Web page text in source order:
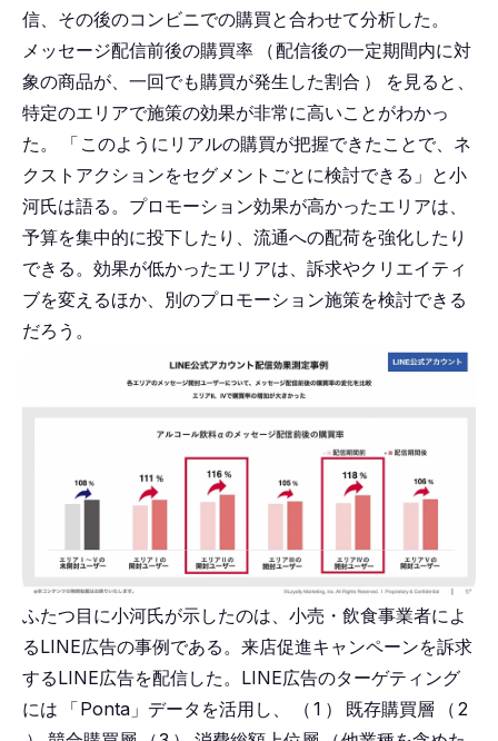
信、その後のコンビニでの購買と合わせて分析した。
メッセージ配信前後の購買率
（配信後の一定期間内に対
象の商品が、一回でも購買が発生した割合 ）
を見ると、
特定のエリアで施策の効果が非常に高いことがわかっ
た。
「 このようにリアルの購買が把握できたことで、ネ
クストアクションをセグメントごとに検討できる」と小
河氏は語る。プロモーション効果が高かったエリアは、
予算を集中的に投下したり、流通への配荷を強化したり
できる。効果が低かったエリアは、訴求やクリエイティ
ブを変えるほか、別のプロモーション施策を検討できる
だろう。
ふたつ目に小河氏が示したのは、小売・飲食事業者によ
るLINE広告の事例である。来店促進キャンペーンを訴求
するLINE広告を配信した。LINE広告のターゲティング
には
「Ponta」データを活用し、 （ 1 ） 既存購買層 （ 2